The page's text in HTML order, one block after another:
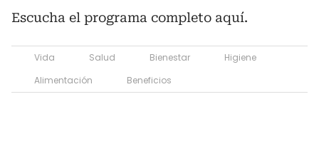
Escucha el programa completo aquí.
Vida Salud Bienestar
Higiene
Alimentación
Beneficios